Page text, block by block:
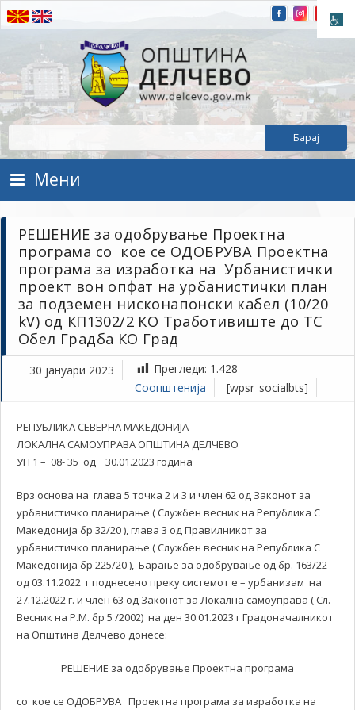
Прескокнете на содржината
Општина Делчево
Општина Делчево
Мени
РЕШЕНИЕ за одобрување Проектна
програма со кое се ОДОБРУВА Проектна
програма за изработка на Урбанистички
проект вон опфат на урбанистички план
за подземен нисконапонски кабел (10/20
kV) од КП1302/2 КО Тработивиште до ТС
Обел Градба КО Град
30 јануари 2023 Прегледи: 1.428
Соопштенија
[wpsr_socialbts]
РЕПУБЛИКА СЕВЕРНА МАКЕДОНИЈА
ЛОКАЛНА САМОУПРАВА ОПШТИНА ДЕЛЧЕВО
УП 1 – 08- 35 од 30.01.2023 година
Врз основа на глава 5 точка 2 и 3 и член 62 од Законот за
урбанистичко планирање ( Службен весник на Република С
Македонија бр 32/20 ), глава 3 од Правилникот за
урбанистичко планирање ( Службен весник на Република С
Македонија бр 225/20 ), Барање за одобрување од бр. 163/22
од 03.11.2022 г поднесено преку системот е – урбанизам на
27.12.2022 г. и член 63 од Законот за Локална самоуправа ( Сл.
Весник на Р.М. бр 5 /2002) на ден 30.01.2023 г Градоначалникот
на Општина Делчево донесе:
РЕШЕНИЕ за одобрување Проектна програма
со кое се ОДОБРУВА Проектна програма за изработка на